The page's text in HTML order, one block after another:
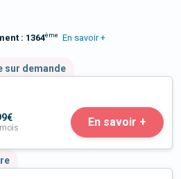
: 1364ème En savoir +
sur demande
En savoir +